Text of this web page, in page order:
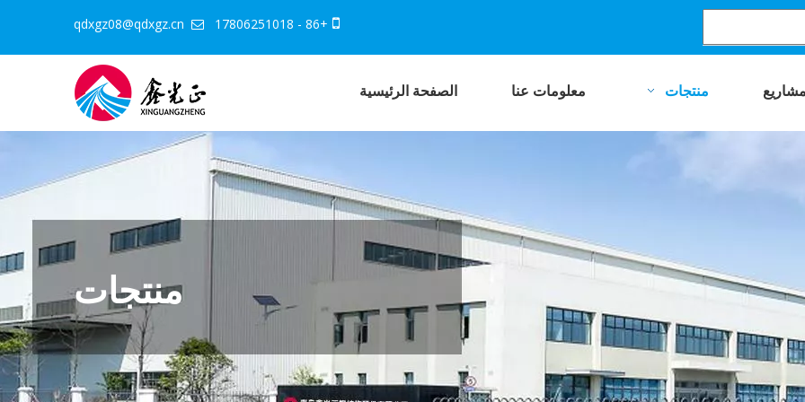

+86 - 17806251018

qdxgz08@qdxgz.cn
منتجات معلومات عنا الصفحة الرئيسية
منتجات